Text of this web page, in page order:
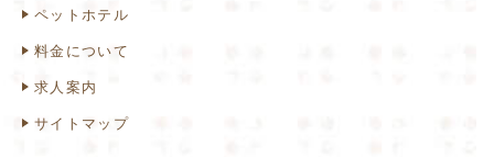
ペットホテル
料金について
求人案内
サイトマップ